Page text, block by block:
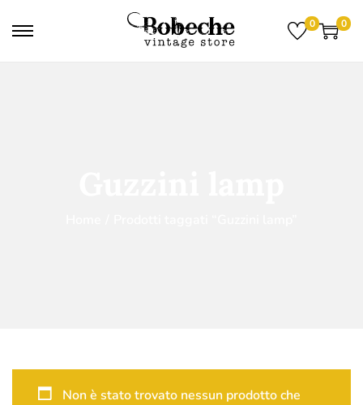
0 0
Non è stato trovato nessun prodotto che